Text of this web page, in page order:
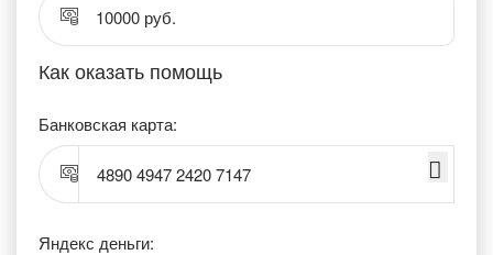
10000 руб.
Как оказать помощь
Банковская карта:
4890 4947 2420 7147
Яндекс деньги: